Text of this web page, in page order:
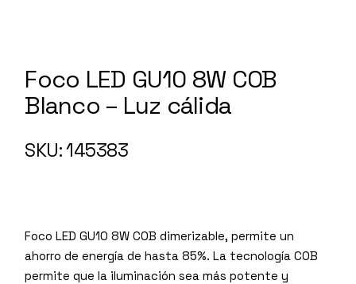
Foco LED GU10 8W COB
Blanco – Luz cálida
SKU: 145383
Foco LED GU10 8W COB dimerizable, permite un
ahorro de energía de hasta 85%. La tecnología COB
permite que la iluminación sea más potente y